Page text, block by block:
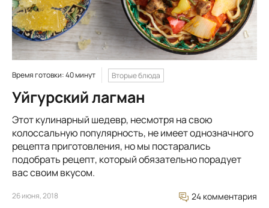
Время готовки: 40 минут Вторые блюда
Уйгурский лагман
Этот кулинарный шедевр, несмотря на свою
колоссальную популярность, не имеет однозначного
рецепта приготовления, но мы постарались
подобрать рецепт, который обязательно порадует
вас своим вкусом.
26 июня, 2018 24 комментария